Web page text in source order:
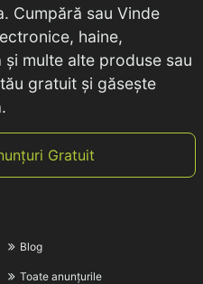
Cumpără sau Vinde
haine,
multe alte produse sau
gratuit și găsește
Gratuit
Blog
Toate anunțurile